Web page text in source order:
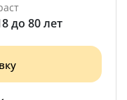
до 80 лет